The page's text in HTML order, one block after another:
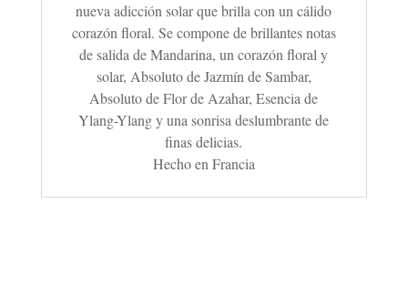
nueva adicción solar que brilla con un cálido
corazón floral. Se compone de brillantes notas
de salida de Mandarina, un corazón floral y
solar, Absoluto de Jazmín de Sambar,
Absoluto de Flor de Azahar, Esencia de
Ylang-Ylang y una sonrisa deslumbrante de
finas delicias.
Hecho en Francia